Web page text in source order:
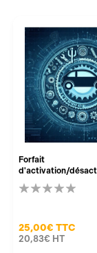
Forfait
d'activation/
25,00€ TTC
20,83€ HT